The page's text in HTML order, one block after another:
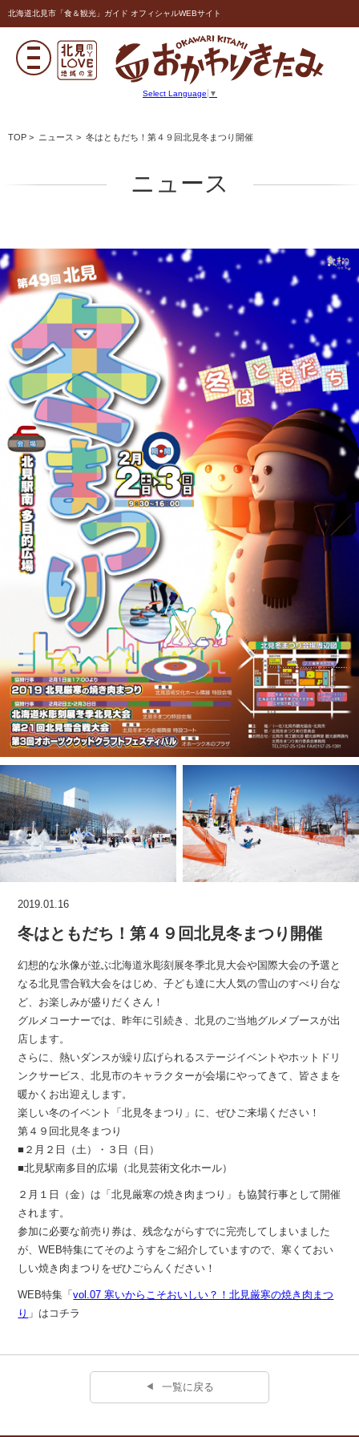
北海道北見市「食＆観光」ガイド オフィシャルWEBサイト
Select Language ▼
TOP > ニュース > 冬はともだち！第４９回北見冬まつり開催
ニュース
2019.01.16
冬はともだち！第４９回北見冬まつり開催
幻想的な氷像が並ぶ北海道氷彫刻展冬季北見大会や国際大会の予選と
なる北見雪合戦大会をはじめ、子ども達に大人気の雪山のすべり台な
ど、お楽しみが盛りだくさん！
グルメコーナーでは、昨年に引続き、北見のご当地グルメブースが出
店します。
さらに、熱いダンスが繰り広げられるステージイベントやホットドリ
ンクサービス、北見市のキャラクターが会場にやってきて、皆さまを
暖かくお出迎えします。
楽しい冬のイベント「北見冬まつり」に、ぜひご来場ください！
第４９回北見冬まつり
■２月２日（土）・３日（日）
■北見駅南多目的広場（北見芸術文化ホール）
２月１日（金）は「北見厳寒の焼き肉まつり」も協賛行事として開催
されます。
参加に必要な前売り券は、残念ながらすでに完売してしまいました
が、WEB特集にてそのようすをご紹介していますので、寒くておい
しい焼き肉まつりをぜひごらんください！
WEB特集「vol.07 寒いからこそおいしい？！北見厳寒の焼き肉まつ
り 」はコチラ
一覧に戻る